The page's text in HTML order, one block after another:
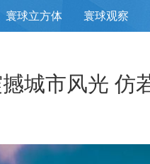
寰球立方体 寰球观察
城市风光 仿